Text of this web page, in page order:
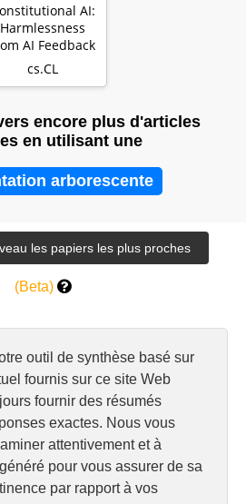
AI:
Harmlessness
AI Feedback
cs.CL
encore plus d'articles
en utilisant une
arborescente
(Beta)
outil de synthèse basé sur
fournis sur ce site Web
fournir des résumés
exactes. Nous vous
attentivement et à
pour vous assurer de sa
par rapport à vos